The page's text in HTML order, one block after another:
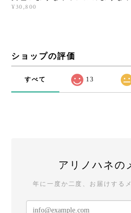
¥30,800
ショップの評価
すべて 13
アリノハネの
年に一度か二度、お届けする